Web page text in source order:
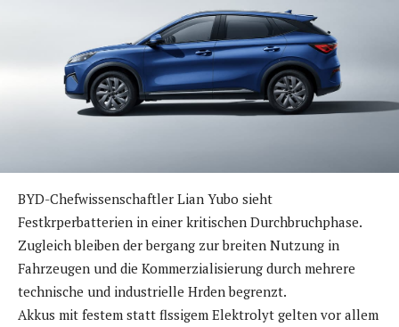
BYD-Chefwissenschaftler Lian Yubo sieht
Festkrperbatterien in einer kritischen Durchbruchphase.
Zugleich bleiben der bergang zur breiten Nutzung in
Fahrzeugen und die Kommerzialisierung durch mehrere
technische und industrielle Hrden begrenzt.
Akkus mit festem statt flssigem Elektrolyt gelten vor allem